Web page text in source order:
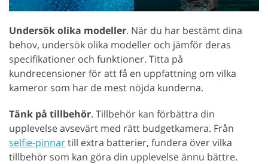
Undersök olika modeller. När du har bestämt dina
behov, undersök olika modeller och jämför deras
specifikationer och funktioner. Titta på
kundrecensioner för att få en uppfattning om vilka
kameror som har de mest nöjda kunderna.
Tänk på tillbehör. Tillbehör kan förbättra din
upplevelse avsevärt med rätt budgetkamera. Från
selfie-pinnartill extra batterier, fundera över vilka
tillbehör som kan göra din upplevelse ännu bättre.